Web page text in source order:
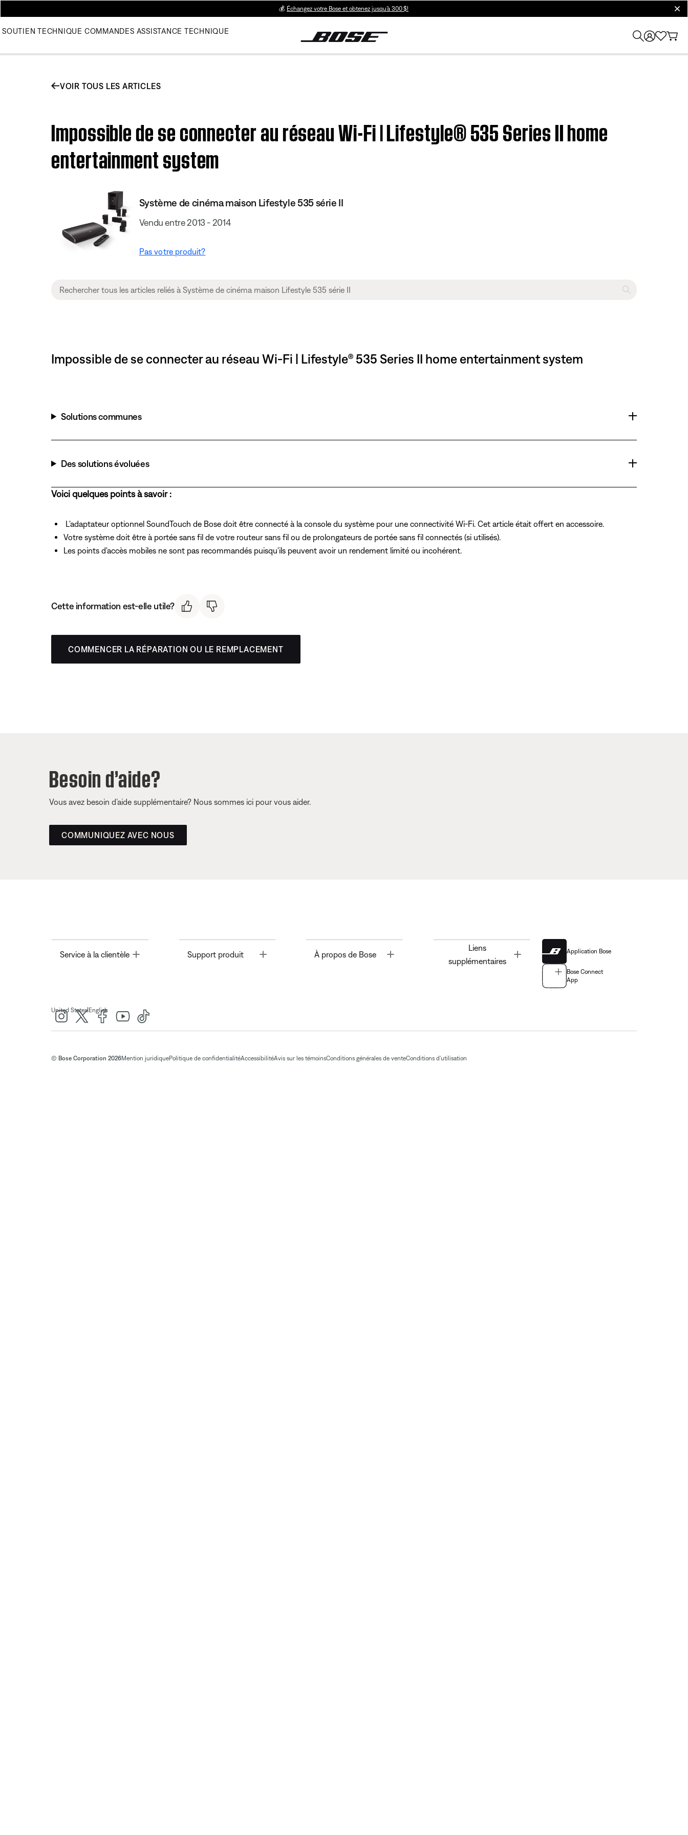
💰 Échangez votre Bose et obtenez jusqu’à 300 $!
SOUTIEN TECHNIQUE COMMANDES ASSISTANCE TECHNIQUE
VOIR TOUS LES ARTICLES
Impossible de se connecter au réseau Wi-Fi | Lifestyle® 535 Series II home
entertainment system
Système de cinéma maison Lifestyle 535 série II
Vendu entre 2013 - 2014
Pas votre produit?
Impossible de se connecter au réseau Wi-Fi | Lifestyle® 535 Series II home entertainment system
Solutions communes
Des solutions évoluées
Voici quelques points à savoir :
L'adaptateur optionnel SoundTouch de Bose doit être connecté à la console du système pour une connectivité Wi-Fi. Cet article était offert en accessoire.
Votre système doit être à portée sans fil de votre routeur sans fil ou de prolongateurs de portée sans fil connectés (si utilisés).
Les points d'accès mobiles ne sont pas recommandés puisqu'ils peuvent avoir un rendement limité ou incohérent.
Cette information est-elle utile?
COMMENCER LA RÉPARATION OU LE REMPLACEMENT
Besoin d’aide?
Vous avez besoin d’aide supplémentaire? Nous sommes ici pour vous aider.
COMMUNIQUEZ AVEC NOUS
Service à la clientèle Toggle Support produit À propos de Bose Toggle
Liens
supplémentaires
Application Bose
Bose Connect
App
United States| English
© Bose Corporation 2026Mention juridiquePolitique de confidentialitéAccessibilitéAvis sur les témoinsConditions générales de venteConditions d'utilisation